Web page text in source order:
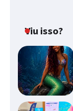
Viu isso?